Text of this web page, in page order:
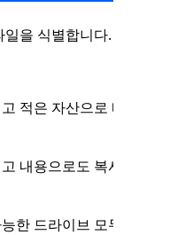
을 식별합니다.
적은 자산으로 빠르게
내용으로도 복사 파일
한 드라이브 모두에서